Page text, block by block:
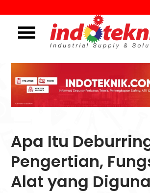
content
Seputar
ATK &
Apa Itu
Pengertian,
Alat yang